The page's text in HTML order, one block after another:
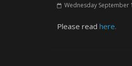
Wednesday September
Please read here.